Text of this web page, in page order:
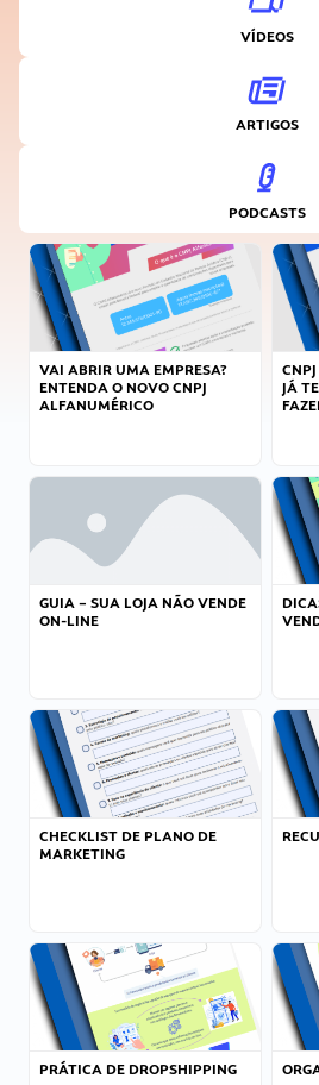
VÍDEOS
ARTIGOS
PODCASTS
VAI ABRIR UMA EMPRESA?
ENTENDA O NOVO CNPJ
ALFANUMÉRICO
JÁ
GUIA – SUA LOJA NÃO VENDE
ON-LINE
CHECKLIST DE PLANO DE
MARKETING
PRÁTICA DE DROPSHIPPING